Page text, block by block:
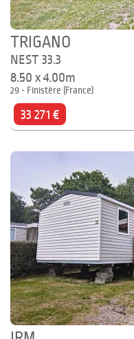
TRIGANO
NEST 33.3
8.50 x 4.00m
29 - Finistère (France)
33 271 €